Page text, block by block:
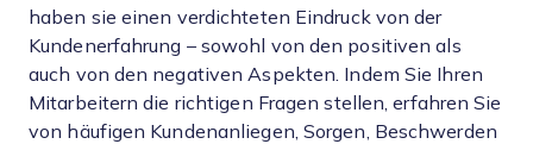
haben sie einen verdichteten Eindruck von der
Kundenerfahrung – sowohl von den positiven als
auch von den negativen Aspekten. Indem Sie Ihren
Mitarbeitern die richtigen Fragen stellen, erfahren Sie
von häufigen Kundenanliegen, Sorgen, Beschwerden